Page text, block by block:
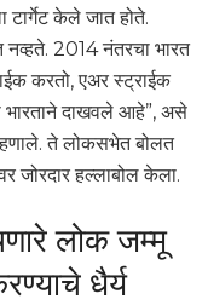
टार्गेट केले जात होते.
नव्हते. 2014 नंतरचा भारत
करतो, एअर स्ट्राईक
भारताने दाखवले आहे”, असे
ते लोकसभेत बोलत
जोरदार हल्लाबोल केला.
लोक जम्मू
धैर्य